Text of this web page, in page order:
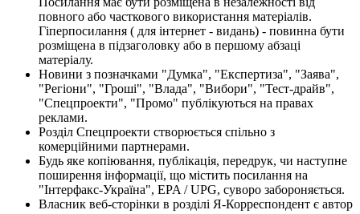
повного або часткового використання матеріалів.
Гіперпосилання ( для інтернет - видань) - повинна бути
розміщена в підзаголовку або в першому абзаці
матеріалу.
Новини з позначками "Думка", "Експертиза", "Заява",
"Регіони", "Гроші", "Влада", "Вибори", "Тест-драйв",
"Спецпроекти", "Промо" публікуються на правах
реклами.
Розділ Спецпроекти створюється спільно з
комерційними партнерами.
Будь яке копіювання, публікація, передрук, чи наступне
поширення інформації, що містить посилання на
"Інтерфакс-Україна", EPA / UPG, суворо забороняється.
Власник веб-сторінки в розділі Я-Корреспондент є автор